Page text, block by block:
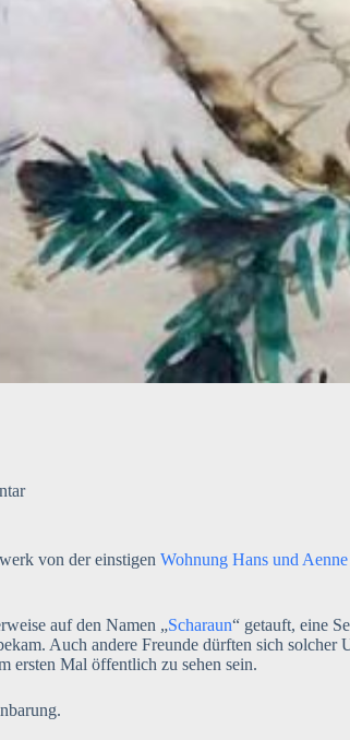
von der einstigen Wohnung Hans und
auf den Namen „Scharaun“ getauft, eine
Auch andere Freunde dürften sich solcher
ersten Mal öffentlich zu sehen sein.